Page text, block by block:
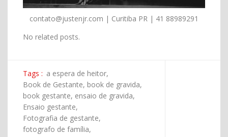
contato@justenjr.com | Curitiba PR | 41 88989291
No related posts.
Tags : a espera de heitor,
Book de Gestante, book de gravida,
book gestante, ensaio de gravida,
Ensaio gestante,
Fotografia de gestante,
fotografo de família,